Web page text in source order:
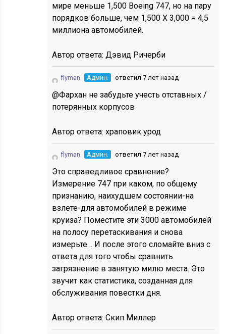
мире меньше 1,500 Boeing 747, но на пару
порядков больше, чем 1,500 X 3,000 = 4,5
миллиона автомобилей.
Автор ответа:Дэвид Ричерби
flyman Админ. ответил 7 лет назад
@Фархан не забудьте учесть отставных /
потерянных корпусов
Автор ответа:храповик урод
flyman Админ. ответил 7 лет назад
Это справедливое сравнение?
Измерение 747 при каком, по общему
признанию, наихудшем состоянии-на
взлете-для автомобилей в режиме
круиза? Поместите эти 3000 автомобилей
на полосу перетаскивания и снова
измерьте… И после этого сломайте вниз с
ответа для того чтобы сравнить
загрязнение в занятую милю места. Это
звучит как статистика, созданная для
обслуживания повестки дня.
Автор ответа:Скип Миллер